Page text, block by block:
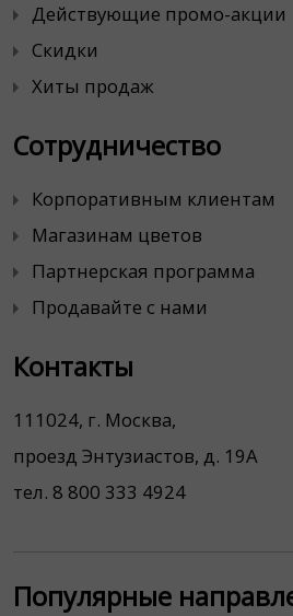
Действующие промо-акции
Скидки
Хиты продаж
Сотрудничество
Корпоративным клиентам
Магазинам цветов
Партнерская программа
Продавайте с нами
Контакты
111024, г. Москва,
проезд Энтузиастов, д. 19А
тел. 8 800 333 4924
Популярные